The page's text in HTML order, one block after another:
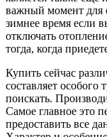
важный момент для
зимнее время если
отключать
тогда, когда
Купить сейчас
составляет особого
поискать.
Самое главное это
предоставить все